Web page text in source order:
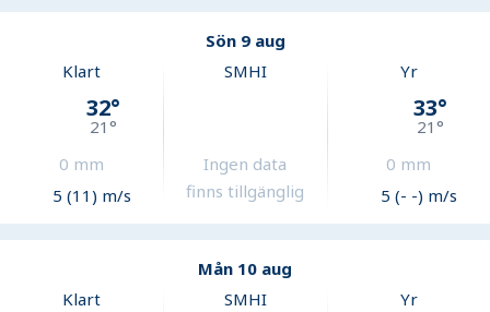
Sön 9 aug
Klart
32°
21°
0 mm
5 (11) m/s
SMHI
Ingen data
finns tillgänglig
Yr
33°
21°
0 mm
5 (- -) m/s
Mån 10 aug
Klart
SMHI Yr